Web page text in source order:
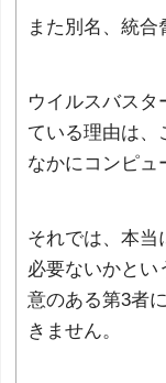
また別名、統合
ウイルスバスタ
ている理由は、
なかにコンピュ
それでは、本当
必要ないかとい
意のある第3者
きません。